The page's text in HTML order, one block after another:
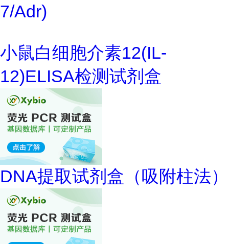
7/Adr)
小鼠白细胞介素12(IL-
12)ELISA检测试剂盒
DNA提取试剂盒（吸附柱法）